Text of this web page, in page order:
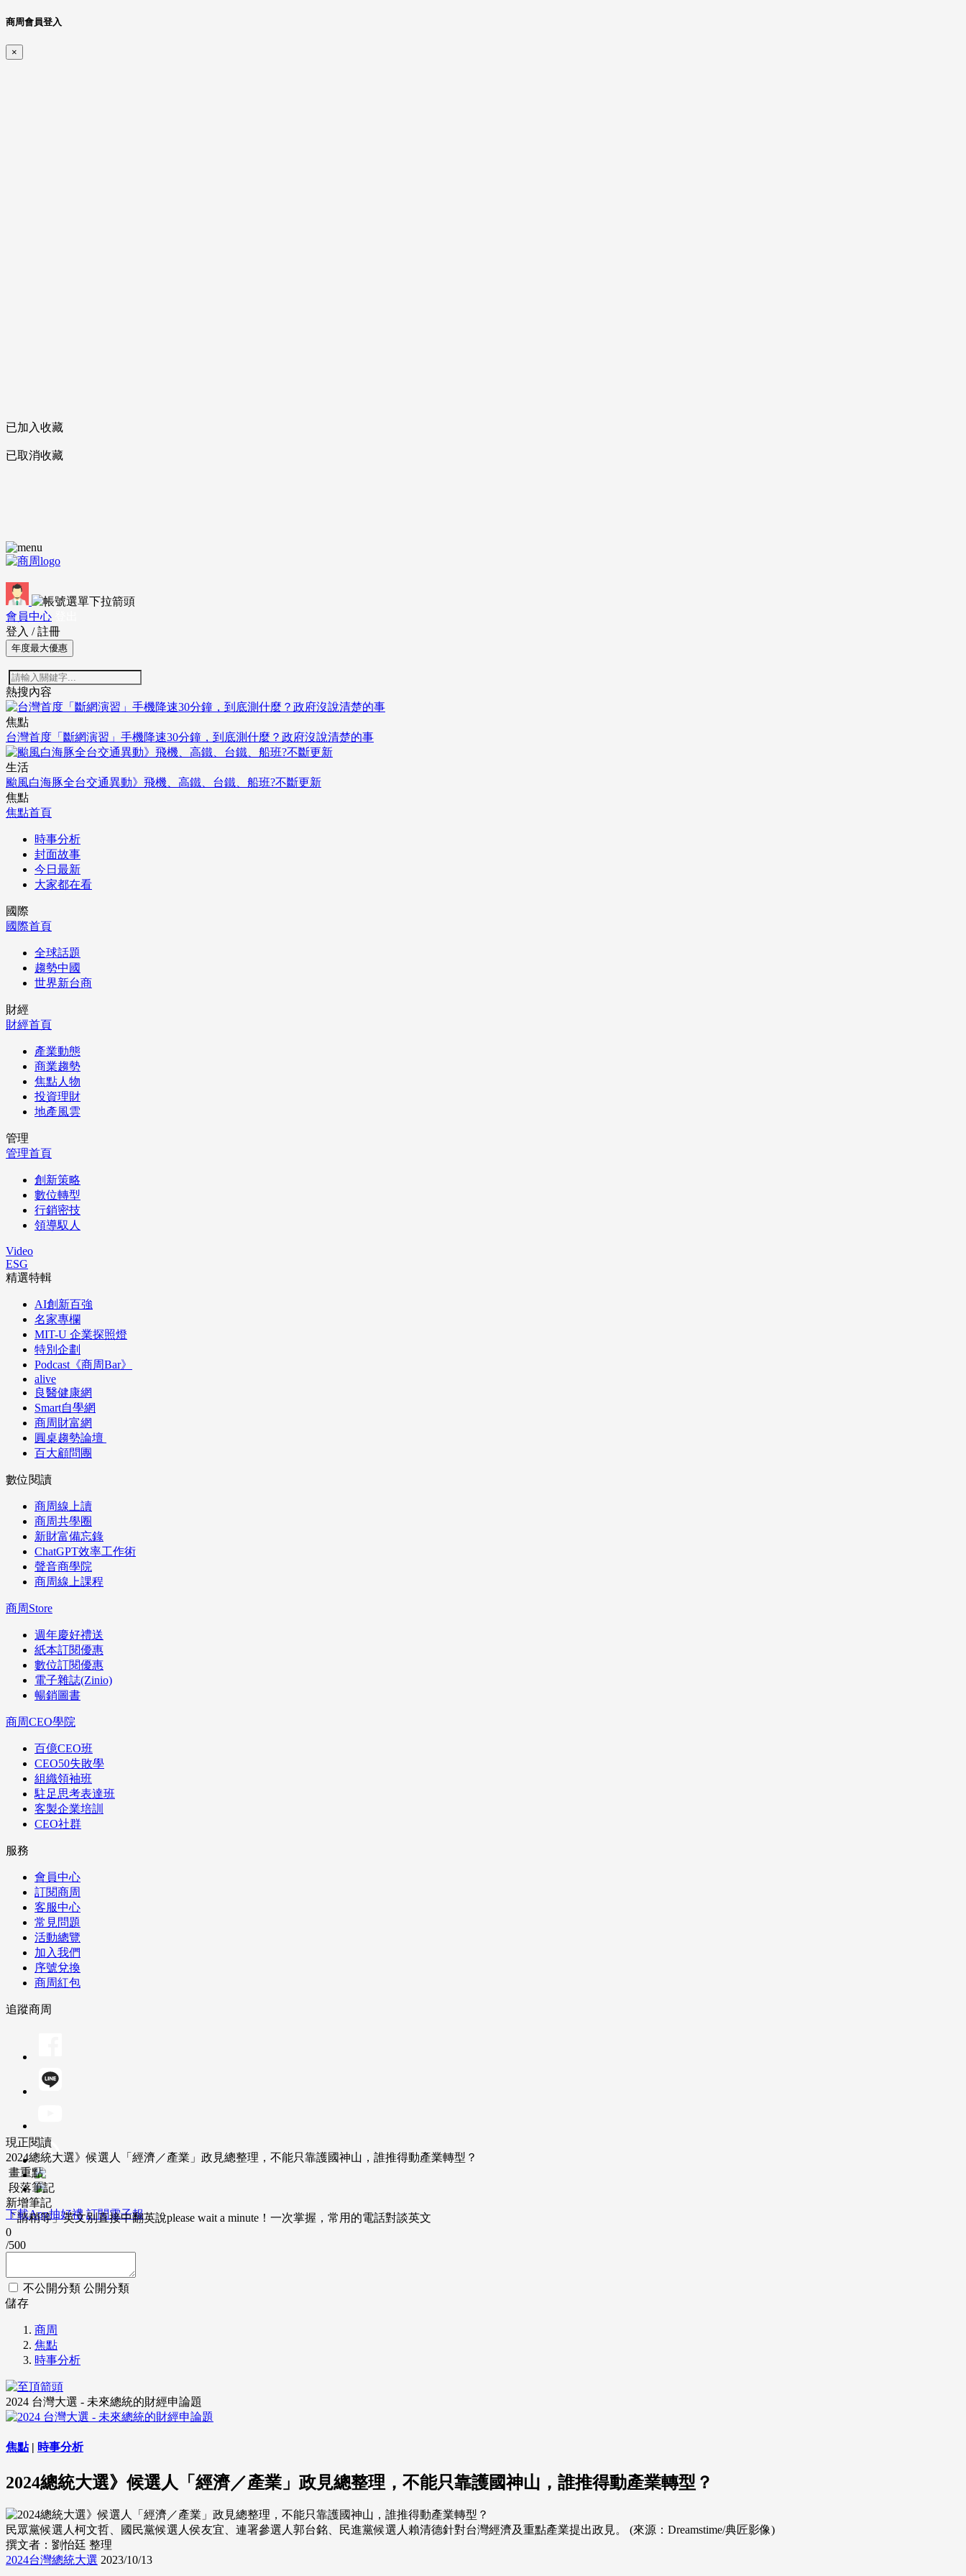
商周會員登入
×
已加入收藏
已取消收藏
會員中心
登入 / 註冊
年度最大優惠
熱搜內容
焦點
台灣首度「斷網演習」手機降速30分鐘，到底測什麼？政府沒說清楚的事
生活
颱風白海豚全台交通異動》飛機、高鐵、台鐵、船班?不斷更新
焦點
焦點首頁
時事分析
封面故事
今日最新
大家都在看
國際
國際首頁
全球話題
趨勢中國
世界新台商
財經
財經首頁
產業動態
商業趨勢
焦點人物
投資理財
地產風雲
管理
管理首頁
創新策略
數位轉型
行銷密技
領導馭人
Video
ESG
精選特輯
AI創新百強
名家專欄
MIT-U 企業探照燈
特別企劃
Podcast《商周Bar》
alive
良醫健康網
Smart自學網
商周財富網
圓桌趨勢論壇
百大顧問團
數位閱讀
商周線上讀
商周共學圈
新財富備忘錄
ChatGPT效率工作術
聲音商學院
商周線上課程
商周Store
週年慶好禮送
紙本訂閱優惠
數位訂閱優惠
電子雜誌(Zinio)
暢銷圖書
商周CEO學院
百億CEO班
CEO50失敗學
組織領袖班
駐足思考表達班
客製企業培訓
CEO社群
服務
會員中心
訂閱商周
客服中心
常見問題
活動總覽
加入我們
序號兌換
商周紅包
追蹤商周
下載App抽好禮 訂閱電子報
現正閱讀
2024總統大選》候選人「經濟／產業」政見總整理，不能只靠護國神山，誰推得動產業轉型？
畫重點
段落筆記
新增筆記
「請稍等」英文別直接中翻英說please wait a minute！一次掌握，常用的電話對談英文
0
/500
不公開分類 公開分類
儲存
商周
焦點
時事分析
2024 台灣大選 - 未來總統的財經申論題
焦點| 時事分析
2024總統大選》候選人「經濟／產業」政見總整理，不能只靠護國神山，誰推得動產業轉型？
民眾黨候選人柯文哲、國民黨候選人侯友宜、連署參選人郭台銘、民進黨候選人賴清德針對台灣經濟及重點產業提出政見。 (來源：Dreamstime/典匠影像)
撰文者：劉怡廷 整理
2024台灣總統大選 2023/10/13